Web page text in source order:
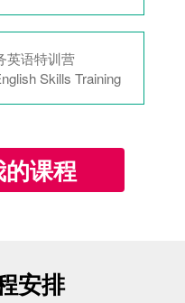
英语特训营
Skills Training
课程
安排